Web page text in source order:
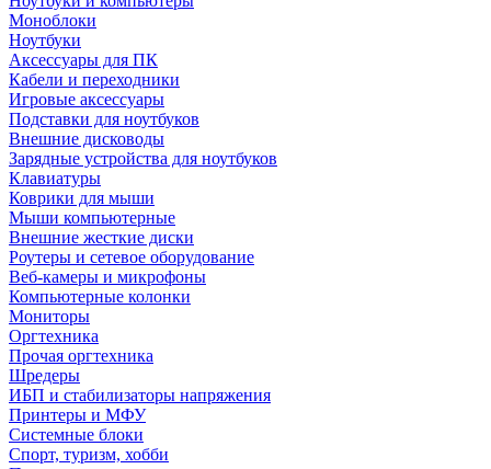
Моноблоки
Ноутбуки
Аксессуары для ПК
Кабели и переходники
Игровые аксессуары
Подставки для ноутбуков
Внешние дисководы
Зарядные устройства для ноутбуков
Клавиатуры
Коврики для мыши
Мыши компьютерные
Внешние жесткие диски
Роутеры и сетевое оборудование
Веб-камеры и микрофоны
Компьютерные колонки
Мониторы
Оргтехника
Прочая оргтехника
Шредеры
ИБП и стабилизаторы напряжения
Принтеры и МФУ
Системные блоки
Спорт, туризм, хобби